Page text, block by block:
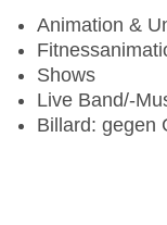
Animation &
Shows
Live Band/-
Billard: gegen